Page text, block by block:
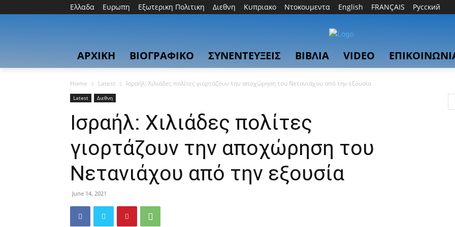
Ελλαδα Ευρωπη Εξωτερικη Πολιτικη Διεθνη Κυπριακο Ντοκουμεντα English FRANÇAIS Русский
ΑΡΧΙΚΗ ΒΙΟΓΡΑΦΙΚΟ ΣΥΝΕΝΤΕΥΞΕΙΣ ΒΙΒΛΙΑ VIDEO
Home Latest Ισραήλ: Χιλιάδες πολίτες γιορτάζουν την αποχώρηση του Νετανιάχου από την εξουσία
Latest Διεθνη
Ισραήλ: Χιλιάδες πολίτες
γιορτάζουν την αποχώρηση του
Νετανιάχου από την εξουσία
June 14, 2021